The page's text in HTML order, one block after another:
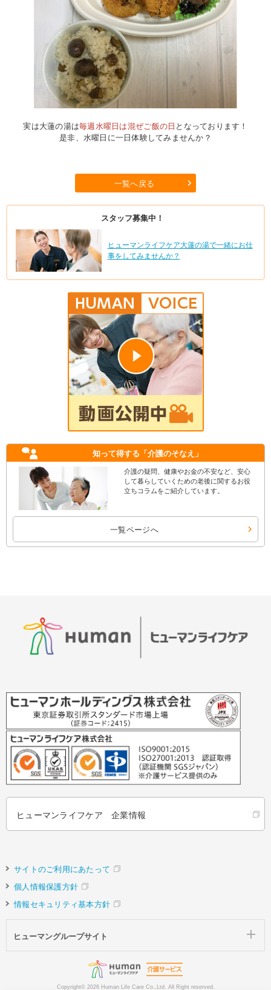
実は大蓮の湯は毎週水曜日は混ぜご飯の日 となっております！
是非、水曜日に一日体験してみませんか？
一覧へ戻る
スタッフ募集中！
ヒューマンライフケア大蓮の湯で一緒にお仕
事をしてみませんか？
知って得する 「介護のそなえ」
介護の疑問、健康やお金の不安など、安心
して暮らしていくための老後に関するお役
立ちコラムをご紹介しています。
一覧ページへ
ヒューマンライフケア 企業情報
サイトのご利用にあたって
個人情報保護方針
情報セキュリティ基本方針
ヒューマングループサイト
Copyright© 2026 Human Life Care Co.,Ltd. All Right reserved.